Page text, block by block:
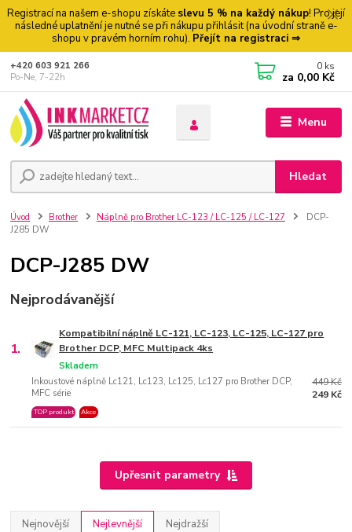
Registrací na našem e-shopu získáte slevu 5 % na každý nákup! Pro její
následné uplatnění je nutné se při nákupu přihlásit (na úvodní straně e-
shopu v pravém horním rohu). Přejít na registraci ⇒
Menu
Hledat
+420 603 921 266
Po-Ne, 7-22h
0 ks
za 0,00 Kč
Úvod Brother Náplně pro Brother LC-123 / LC-125 / LC-127
DCP-
J285 DW
DCP-J285 DW
Nejprodávanější
1.
Kompatibilní náplně LC-121, LC-123, LC-125, LC-127 pro
Brother DCP, MFC Multipack 4ks
Inkoustové náplně Lc121, Lc123, Lc125, Lc127 pro Brother DCP,
MFC série
Skladem
TOP produkt Akce
449 Kč
249 Kč
Upřesnit parametry
Nejnovější Nejlevnější Nejdražší